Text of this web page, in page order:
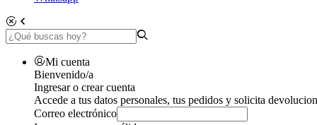
Mi cuenta
Bienvenido/a
Ingresar o crear cuenta
Accede a tus datos personales, tus pedidos y solicita
Correo electrónico